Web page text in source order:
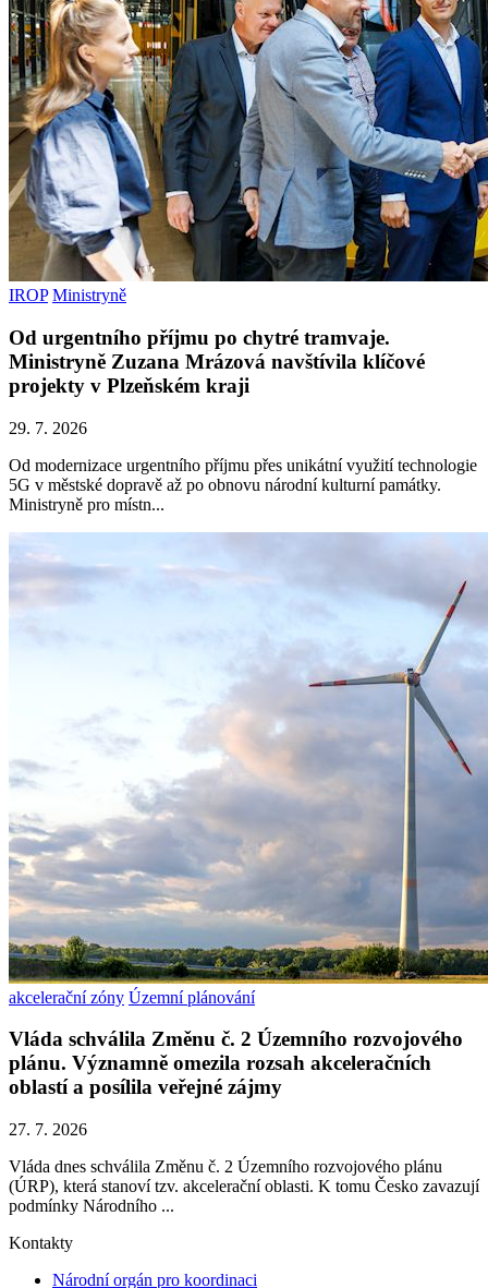
IROP Ministryně
Od urgentního příjmu po chytré tramvaje.
Ministryně Zuzana Mrázová navštívila klíčové
projekty v Plzeňském kraji
29. 7. 2026
Od modernizace urgentního příjmu přes unikátní využití technologie
5G v městské dopravě až po obnovu národní kulturní památky.
Ministryně pro místn...
akcelerační zóny Územní plánování
Vláda schválila Změnu č. 2 Územního rozvojového
plánu. Významně omezila rozsah akceleračních
oblastí a posílila veřejné zájmy
27. 7. 2026
Vláda dnes schválila Změnu č. 2 Územního rozvojového plánu
(ÚRP), která stanoví tzv. akcelerační oblasti. K tomu Česko zavazují
podmínky Národního ...
Kontakty
Národní orgán pro koordinaci